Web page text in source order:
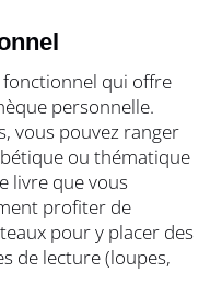
fonctionnel qui offre
personnelle.
vous pouvez ranger
ou thématique
livre que vous
profiter de
pour y placer des
de lecture (loupes,